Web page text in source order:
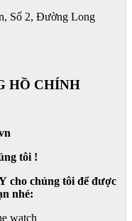
Số 2, Đường Long
HỒ CHÍNH
tôi !
cho chúng tôi để được
nhé: